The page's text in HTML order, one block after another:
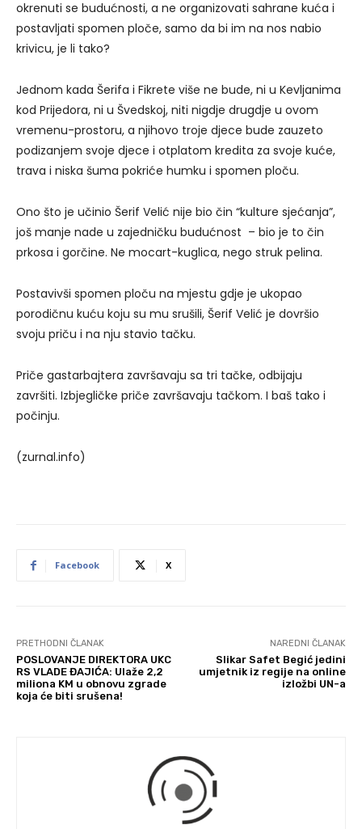
okrenuti se budućnosti, a ne organizovati sahrane kuća i
postavljati spomen ploče, samo da bi im na nos nabio
krivicu, je li tako?
Jednom kada Šerifa i Fikrete više ne bude, ni u Kevljanima
kod Prijedora, ni u Švedskoj, niti nigdje drugdje u ovom
vremenu-prostoru, a njihovo troje djece bude zauzeto
podizanjem svoje djece i otplatom kredita za svoje kuće,
trava i niska šuma pokriće humku i spomen ploču.
Ono što je učinio Šerif Velić nije bio čin “kulture sjećanja”,
još manje nade u zajedničku budućnost – bio je to čin
prkosa i gorčine. Ne mocart-kuglica, nego struk pelina.
Postavivši spomen ploču na mjestu gdje je ukopao
porodičnu kuću koju su mu srušili, Šerif Velić je dovršio
svoju priču i na nju stavio tačku.
Priče gastarbajtera završavaju sa tri tačke, odbijaju
završiti. Izbjegličke priče završavaju tačkom. I baš tako i
počinju.
(zurnal.info)
Facebook X
PRETHODNI ČLANAK
POSLOVANJE DIREKTORA UKC
RS VLADE ĐAJIĆA: Ulaže 2,2
miliona KM u obnovu zgrade
koja će biti srušena!
NAREDNI ČLANAK
Slikar Safet Begić jedini
umjetnik iz regije na online
izložbi UN-a